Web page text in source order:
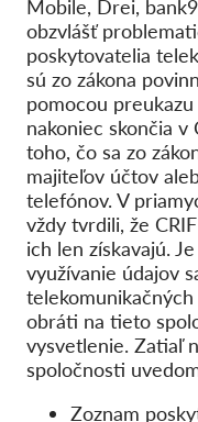
Mobile, Drei,
obzvlášť
poskytovatelia
sú zo zákona
pomocou
nakoniec skončia v
toho, čo sa zo
majiteľov účtov
telefónov. V
vždy tvrdili, že
ich len získavajú.
využívanie údajov
obráti na tieto
vysvetlenie. Zatiaľ
spoločnosti
Zoznam